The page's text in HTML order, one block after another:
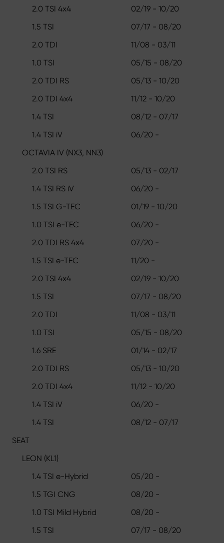
2.0 TSI 4x4
02/19 - 10/20
1.5 TSI
07/17 - 08/20
2.0 TDI
11/08 - 03/11
1.0 TSI
05/15 - 08/20
2.0 TDI RS
05/13 - 10/20
2.0 TDI 4x4
11/12 - 10/20
1.4 TSI
08/12 - 07/17
1.4 TSI iV
06/20 -
OCTAVIA IV (NX3, NN3)
2.0 TSI RS
05/13 - 02/17
1.4 TSI RS iV
06/20 -
1.5 TSI G-TEC
01/19 - 10/20
1.0 TSI e-TEC
06/20 -
2.0 TDI RS 4x4
07/20 -
1.5 TSI e-TEC
11/20 -
2.0 TSI 4x4
02/19 - 10/20
1.5 TSI
07/17 - 08/20
2.0 TDI
11/08 - 03/11
1.0 TSI
05/15 - 08/20
1.6 SRE
01/14 - 02/17
2.0 TDI RS
05/13 - 10/20
2.0 TDI 4x4
11/12 - 10/20
1.4 TSI iV
06/20 -
1.4 TSI
08/12 - 07/17
SEAT
LEON (KL1)
1.4 TSI e-Hybrid
05/20 -
1.5 TGI CNG
08/20 -
1.0 TSI Mild Hybrid
08/20 -
1.5 TSI
07/17 - 08/20